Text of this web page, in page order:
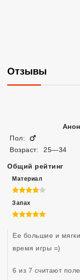
Отзывы
Пол:
Возраст:
25—34
Общий рейтинг
Материал
4 из 5
Запах
5 из 5
Ее большие и
время игры =)
6 из 7 считают